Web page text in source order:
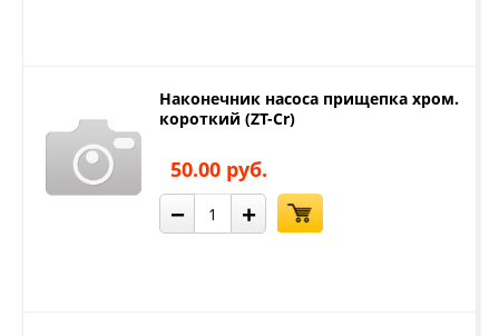
Наконечник насоса прищепка хром.
короткий (ZT-Cr)
50.00 руб.
− +